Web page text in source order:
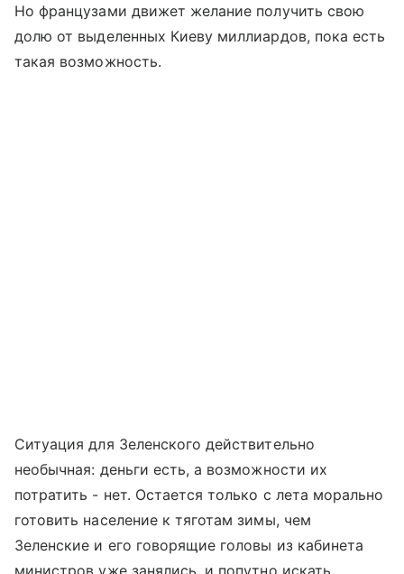
Но французами движет желание получить свою
долю от выделенных Киеву миллиардов, пока есть
такая возможность.
Ситуация для Зеленского действительно
необычная: деньги есть, а возможности их
потратить - нет. Остается только с лета морально
готовить население к тяготам зимы, чем
Зеленские и его говорящие головы из кабинета
министров уже занялись, и попутно искать